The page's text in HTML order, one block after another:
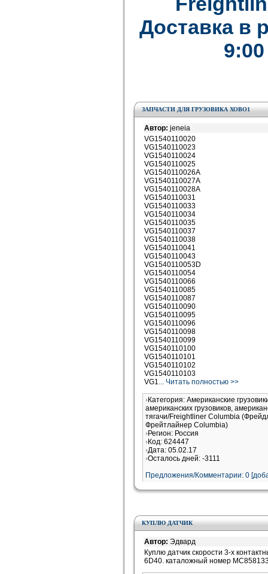
Доставка в
ЗАПЧАСТИ ДЛЯ ГРУЗОВИКА ХОВО1
Автор: jeneia
VG1540110020
VG1540110023
VG1540110024
VG1540110025
VG1540110026A
VG1540110027A
VG1540110028A
VG1540110031
VG1540110033
VG1540110034
VG1540110035
VG1540110037
VG1540110038
VG1540110041
VG1540110043
VG1540110053D
VG1540110054
VG1540110066
VG1540110085
VG1540110087
VG1540110090
VG1540110095
VG1540110096
VG1540110098
VG1540110099
VG1540110100
VG1540110101
VG1540110102
VG1540110103
VG1... Читать полностью >>
Категория: Американские
американских грузовиков,
тягачи/Freightliner Columbia
Фрейтлайнер Columbia)
Регион: Россия
Код: 624447
Дата: 05.02.17
Осталось дней: -3111
Предложения/Комментарии: 0
КУПЛЮ ДАТЧИК
Автор: Эдвард
Куплю датчик скорости 3-х
6D40. каталожный номер